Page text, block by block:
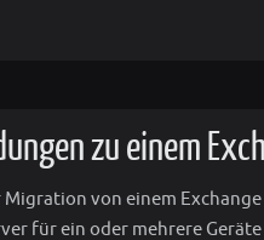
zu einem
Migration von einem
für ein oder mehrere